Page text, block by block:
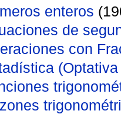
enteros
de
con
(Optativa